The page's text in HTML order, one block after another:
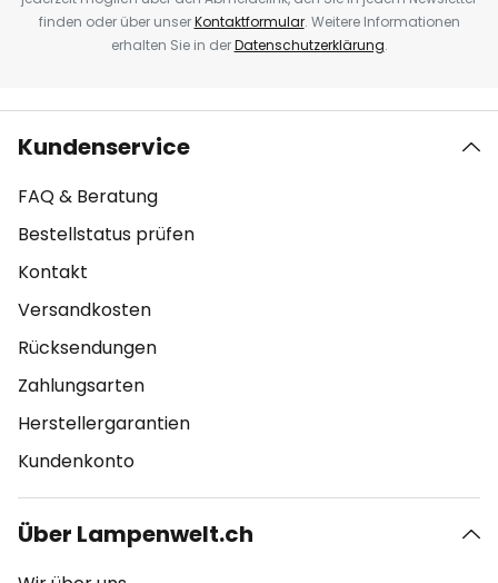
finden oder über unserKontaktformular. Weitere Informationen
erhalten Sie in derDatenschutzerklärung.
Kundenservice
FAQ & Beratung
Bestellstatus prüfen
Kontakt
Versandkosten
Rücksendungen
Zahlungsarten
Herstellergarantien
Kundenkonto
Über Lampenwelt.ch